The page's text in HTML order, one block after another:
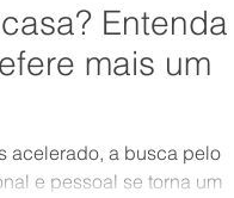
Entenda
mais um
acelerado, a busca pelo
e pessoal se torna um